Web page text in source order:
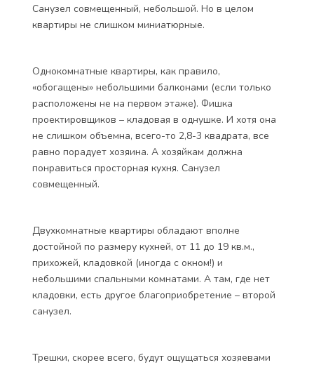
Санузел совмещенный, небольшой. Но в целом
квартиры не слишком миниатюрные.
Однокомнатные квартиры, как правило,
«обогащены» небольшими балконами (если только
расположены не на первом этаже). Фишка
проектировщиков – кладовая в однушке. И хотя она
не слишком объемна, всего-то 2,8-3 квадрата, все
равно порадует хозяина. А хозяйкам должна
понравиться просторная кухня. Санузел
совмещенный.
Двухкомнатные квартиры обладают вполне
достойной по размеру кухней, от 11 до 19 кв.м.,
прихожей, кладовкой (иногда с окном!) и
небольшими спальными комнатами. А там, где нет
кладовки, есть другое благоприобретение – второй
санузел.
Трешки, скорее всего, будут ощущаться хозяевами